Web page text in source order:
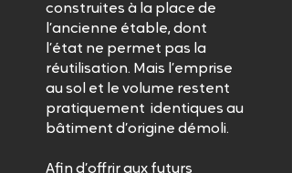
construites à la place de
l’ancienne étable, dont
l’état ne permet pas la
réutilisation. Mais l’emprise
au sol et le volume restent
pratiquement identiques au
bâtiment d’origine démoli.
Afin d’offrir aux futurs